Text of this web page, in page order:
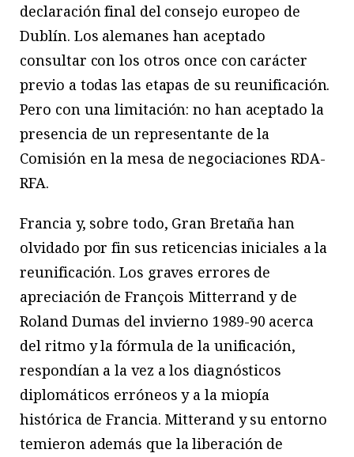
declaración final del consejo europeo de
Dublín. Los alemanes han aceptado
consultar con los otros once con carácter
previo a todas las etapas de su reunificación.
Pero con una limitación: no han aceptado la
presencia de un representante de la
Comisión en la mesa de negociaciones RDA-
RFA.
Francia y, sobre todo, Gran Bretaña han
olvidado por fin sus reticencias iniciales a la
reunificación. Los graves errores de
apreciación de François Mitterrand y de
Roland Dumas del invierno 1989-90 acerca
del ritmo y la fórmula de la unificación,
respondían a la vez a los diagnósticos
diplomáticos erróneos y a la miopía
histórica de Francia. Mitterand y su entorno
temieron además que la liberación de